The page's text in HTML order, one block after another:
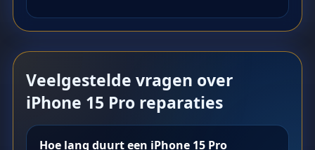
Veelgestelde vragen over
iPhone 15 Pro reparaties
Hoe lang duurt een iPhone 15 Pro